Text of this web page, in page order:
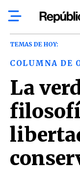
TEMAS DE HOY:
COLUMNA DE
La